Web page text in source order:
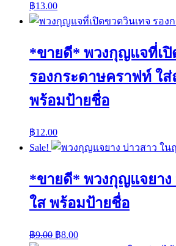
฿13.00
*ขายดี* พวงกุญแจที่เปิ
รองกระดาษคราฟท์ ใ
พร้อมป้ายชื่อ
฿12.00
Sale!
*ขายดี* พวงกุญแจยาง
ใส พร้อมป้ายชื่อ
฿9.00 ฿8.00